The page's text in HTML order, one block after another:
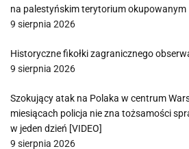
na palestyńskim terytorium okupowanym
9 sierpnia 2026
Historyczne fikołki zagranicznego
9 sierpnia 2026
Szokujący atak na Polaka w centrum
miesiącach policja nie zna tożsamości
w jeden dzień [VIDEO]
9 sierpnia 2026